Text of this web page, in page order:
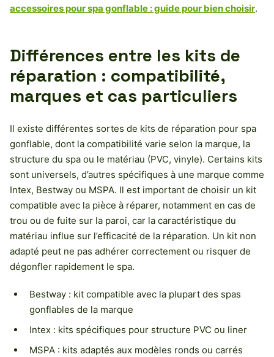
accessoires pour spa gonflable : guide pour bien choisir.
Différences entre les kits de
réparation : compatibilité,
marques et cas particuliers
Il existe différentes sortes de kits de réparation pour spa
gonflable, dont la compatibilité varie selon la marque, la
structure du spa ou le matériau (PVC, vinyle). Certains kits
sont universels, d’autres spécifiques à une marque comme
Intex, Bestway ou MSPA. Il est important de choisir un kit
compatible avec la pièce à réparer, notamment en cas de
trou ou de fuite sur la paroi, car la caractéristique du
matériau influe sur l’efficacité de la réparation. Un kit non
adapté peut ne pas adhérer correctement ou risquer de
dégonfler rapidement le spa.
Bestway : kit compatible avec la plupart des spas
gonflables de la marque
Intex : kits spécifiques pour structure PVC ou liner
MSPA : kits adaptés aux modèles ronds ou carrés